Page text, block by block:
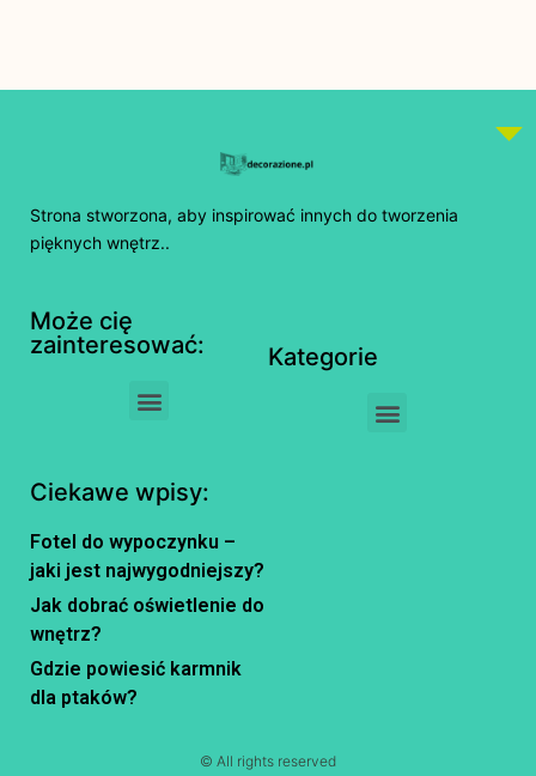
Strona stworzona, aby inspirować innych do tworzenia
pięknych wnętrz..
Może cię
zainteresować:
Kategorie
Ciekawe wpisy:
Fotel do wypoczynku –
jaki jest najwygodniejszy?
Jak dobrać oświetlenie do
wnętrz?
Gdzie powiesić karmnik
dla ptaków?
© All rights reserved